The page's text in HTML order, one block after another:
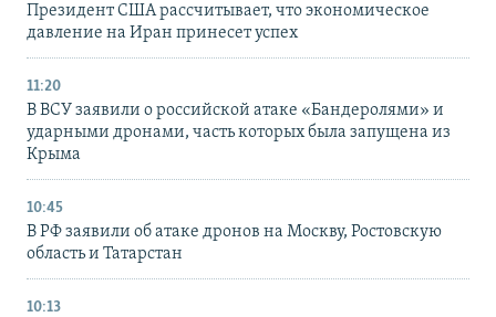
Президент США рассчитывает, что экономическое
давление на Иран принесет успех
11:20
В ВСУ заявили о российской атаке «Бандеролями» и
ударными дронами, часть которых была запущена из
Крыма
10:45
В РФ заявили об атаке дронов на Москву, Ростовскую
область и Татарстан
10:13